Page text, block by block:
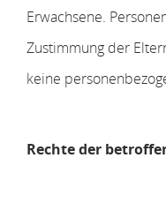
Erwachsene.
Zustimmung der
keine
Rechte der